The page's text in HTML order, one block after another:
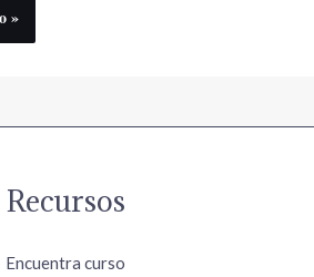
Recursos
Encuentra curso